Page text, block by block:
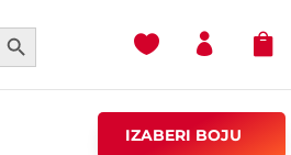
Button
  
IZABERI BOJU